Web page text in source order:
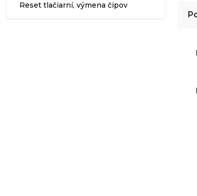
Reset tlačiarní, výmena čipov